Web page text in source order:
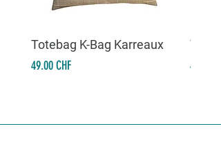
Totebag K-Bag Karreaux
Prix
49.00 CHF Prix
49.00